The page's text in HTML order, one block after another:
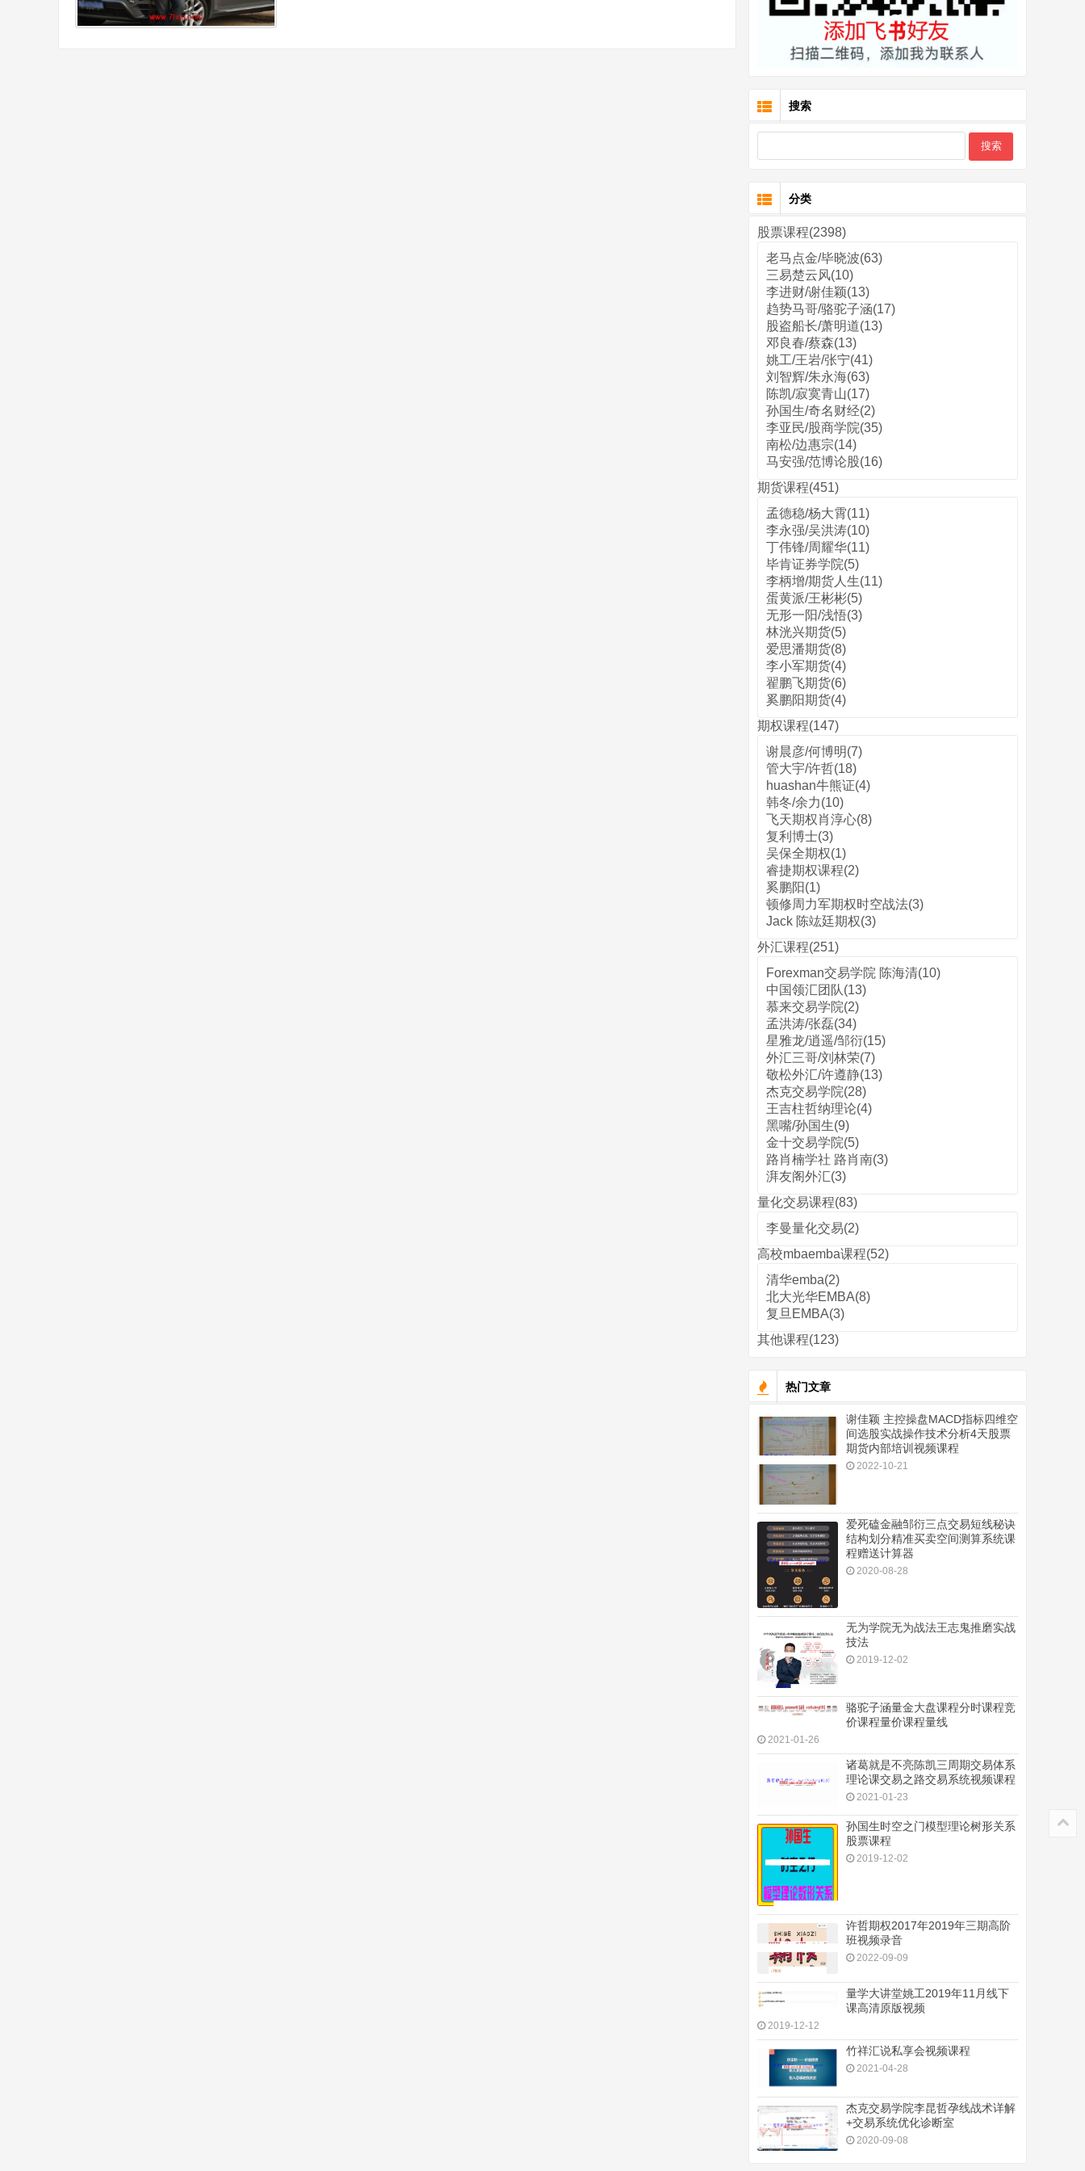
搜索
分类
股票课程(2398)
老马点金/毕晓波(63)
三易楚云风(10)
李进财/谢佳颖(13)
趋势马哥/骆驼子涵(17)
股盗船长/萧明道(13)
邓良春/蔡森(13)
姚工/王岩/张宁(41)
刘智辉/朱永海(63)
陈凯/寂寞青山(17)
孙国生/奇名财经(2)
李亚民/股商学院(35)
南松/边惠宗(14)
马安强/范博论股(16)
期货课程(451)
孟德稳/杨大霄(11)
李永强/吴洪涛(10)
丁伟锋/周耀华(11)
毕肯证券学院(5)
李柄增/期货人生(11)
蛋黄派/王彬彬(5)
无形一阳/浅悟(3)
林洸兴期货(5)
爱思潘期货(8)
李小军期货(4)
翟鹏飞期货(6)
奚鹏阳期货(4)
期权课程(147)
谢晨彦/何博明(7)
管大宇/许哲(18)
huashan牛熊证(4)
韩冬/余力(10)
飞天期权肖淳心(8)
复利博士(3)
吴保全期权(1)
睿捷期权课程(2)
奚鹏阳(1)
顿修周力军期权时空战法(3)
Jack 陈竑廷期权(3)
外汇课程(251)
Forexman交易学院 陈海清(10)
中国领汇团队(13)
慕来交易学院(2)
孟洪涛/张磊(34)
星雅龙/逍遥/邹衍(15)
外汇三哥/刘林荣(7)
敬松外汇/许遵静(13)
杰克交易学院(28)
王吉柱哲纳理论(4)
黑嘴/孙国生(9)
金十交易学院(5)
路肖楠学社 路肖南(3)
湃友阁外汇(3)
量化交易课程(83)
李曼量化交易(2)
高校mbaemba课程(52)
清华emba(2)
北大光华EMBA(8)
复旦EMBA(3)
其他课程(123)
热门文章
谢佳颖 主控操盘MACD指标四维空
间选股实战操作技术分析4天股票
期货内部培训视频课程
2022-10-21
爱死磕金融邹衍三点交易短线秘诀
结构划分精准买卖空间测算系统课
程赠送计算器
2020-08-28
无为学院无为战法王志鬼推磨实战
技法
2019-12-02
骆驼子涵量金大盘课程分时课程竞
价课程量价课程量线
2021-01-26
诸葛就是不亮陈凯三周期交易体系
理论课交易之路交易系统视频课程
2021-01-23
孙国生时空之门模型理论树形关系
股票课程
2019-12-02
许哲期权2017年2019年三期高阶
班视频录音
2022-09-09
量学大讲堂姚工2019年11月线下
课高清原版视频
2019-12-12
竹祥汇说私享会视频课程
2021-04-28
杰克交易学院李昆哲孕线战术详解
+交易系统优化诊断室
2020-09-08